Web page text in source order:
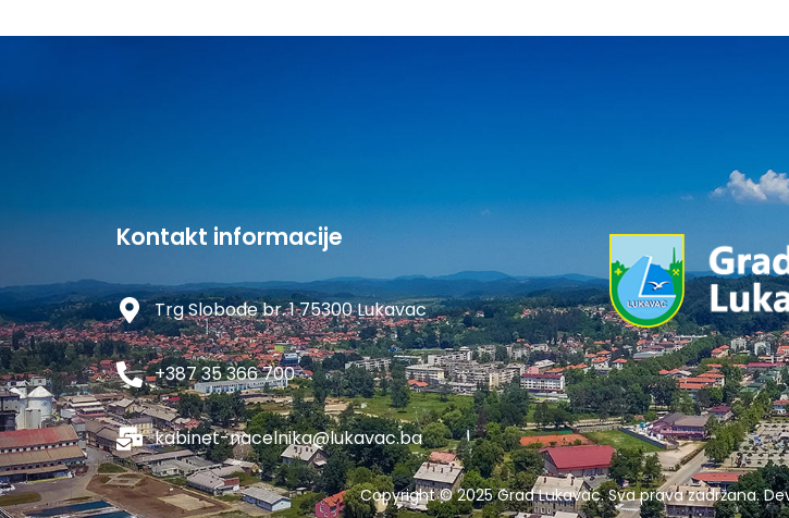
Kontakt informacije
Trg Slobode br. 1 75300 Lukavac
+387 35 366 700
kabinet-nacelnika@lukavac.ba
Copyright © 2025 Grad Lukavac. Sva prava zadržana.